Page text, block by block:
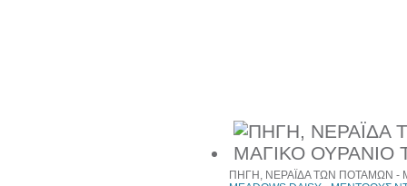
ΠΗΓΗ, ΝΕΡΑΪΔΑ ΤΩΝ ΠΟΤΑΜΩΝ -